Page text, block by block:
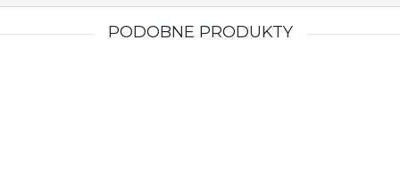
PODOBNE PRODUKTY